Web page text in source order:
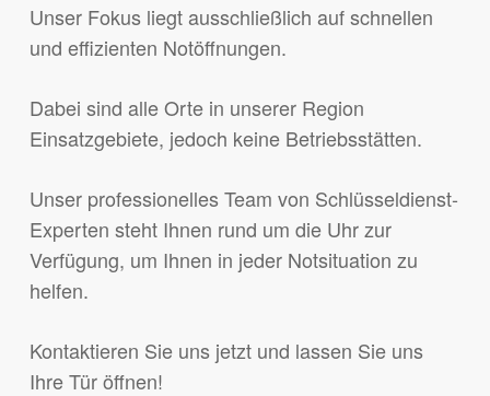
Unser Fokus liegt ausschließlich auf schnellen
und effizienten Notöffnungen.
Dabei sind alle Orte in unserer Region
Einsatzgebiete, jedoch keine Betriebsstätten.
Unser professionelles Team von Schlüsseldienst-
Experten steht Ihnen rund um die Uhr zur
Verfügung, um Ihnen in jeder Notsituation zu
helfen.
Kontaktieren Sie uns jetzt und lassen Sie uns
Ihre Tür öffnen!